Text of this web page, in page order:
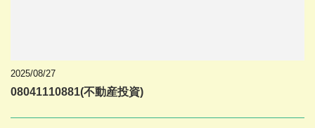
2025/08/27
08041110881(不動産投資)